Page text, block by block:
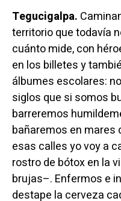
Tegucigalpa.
territorio que todavía
cuánto mide, con
en los billetes y
álbumes escolares:
siglos que si somos
barreremos
bañaremos en mares
esas calles yo voy a
rostro de bótox en la
brujas–. Enfermos e
destape la cerveza